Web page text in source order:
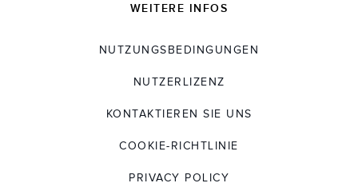
WEITERE INFOS
NUTZUNGSBEDINGUNGEN
NUTZERLIZENZ
KONTAKTIEREN SIE UNS
COOKIE-RICHTLINIE
PRIVACY POLICY